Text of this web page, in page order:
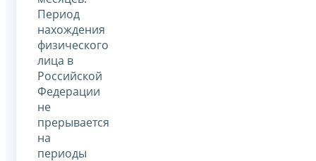
Период
нахождения
физического
лица в
Российской
Федерации
не
прерывается
на
периоды